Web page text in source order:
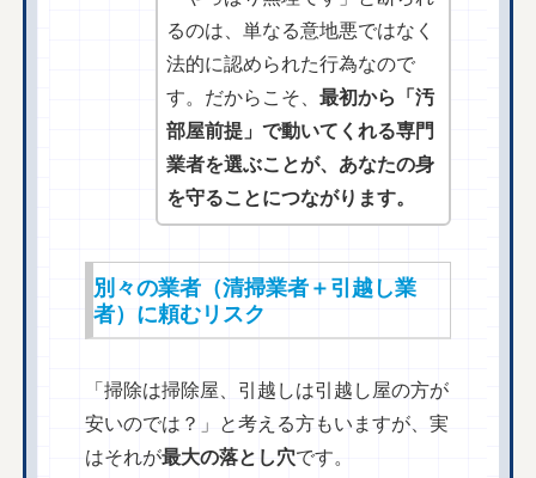
るのは、単なる意地悪ではなく
法的に認められた行為なので
す。だからこそ、最初から「汚
部屋前提」で動いてくれる専門
業者を選ぶことが、あなたの身
を守ることにつながります。
別々の業者（清掃業者＋引越し業
者）に頼むリスク
「掃除は掃除屋、引越しは引越し屋の方が
安いのでは？」と考える方もいますが、実
はそれが最大の落とし穴です。